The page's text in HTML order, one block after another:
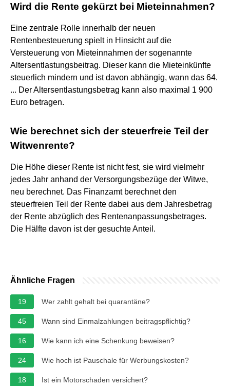
Wird die Rente gekürzt bei Mieteinnahmen?
Eine zentrale Rolle innerhalb der neuen
Rentenbesteuerung spielt in Hinsicht auf die
Versteuerung von Mieteinnahmen der sogenannte
Altersentlastungsbeitrag. Dieser kann die Mieteinkünfte
steuerlich mindern und ist davon abhängig, wann das 64.
... Der Altersentlastungsbetrag kann also maximal 1 900
Euro betragen.
Wie berechnet sich der steuerfreie Teil der
Witwenrente?
Die Höhe dieser Rente ist nicht fest, sie wird vielmehr
jedes Jahr anhand der Versorgungsbezüge der Witwe,
neu berechnet. Das Finanzamt berechnet den
steuerfreien Teil der Rente dabei aus dem Jahresbetrag
der Rente abzüglich des Rentenanpassungsbetrages.
Die Hälfte davon ist der gesuchte Anteil.
Ähnliche Fragen
19 Wer zahlt gehalt bei quarantäne?
45 Wann sind Einmalzahlungen beitragspflichtig?
16 Wie kann ich eine Schenkung beweisen?
24 Wie hoch ist Pauschale für Werbungskosten?
18 Ist ein Motorschaden versichert?